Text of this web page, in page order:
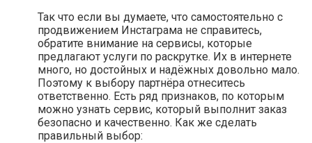
Так что если вы думаете, что самостоятельно с
продвижением Инстаграма не справитесь,
обратите внимание на сервисы, которые
предлагают услуги по раскрутке. Их в интернете
много, но достойных и надёжных довольно мало.
Поэтому к выбору партнёра отнеситесь
ответственно. Есть ряд признаков, по которым
можно узнать сервис, который выполнит заказ
безопасно и качественно. Как же сделать
правильный выбор: